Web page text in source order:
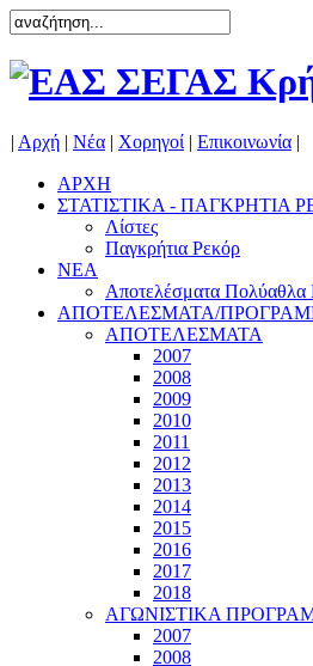
| Αρχή | Νέα | Χορηγοί | Επικοινωνία |
ΑΡΧΗ
ΣΤΑΤΙΣΤΙΚΑ - ΠΑΓΚΡΗΤΙΑ
Λίστες
Παγκρήτια Ρεκόρ
ΝΕΑ
Αποτελέσματα
ΑΠΟΤΕΛΕΣΜΑΤΑ/
ΑΠΟΤΕΛΕΣΜΑΤΑ
2007
2008
2009
2010
2011
2012
2013
2014
2015
2016
2017
2018
ΑΓΩΝΙΣΤΙΚΑ
2007
2008